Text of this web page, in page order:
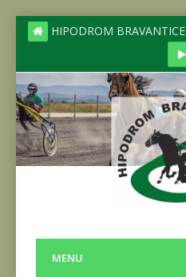
HIPODROM BRAVANTICE
MENU